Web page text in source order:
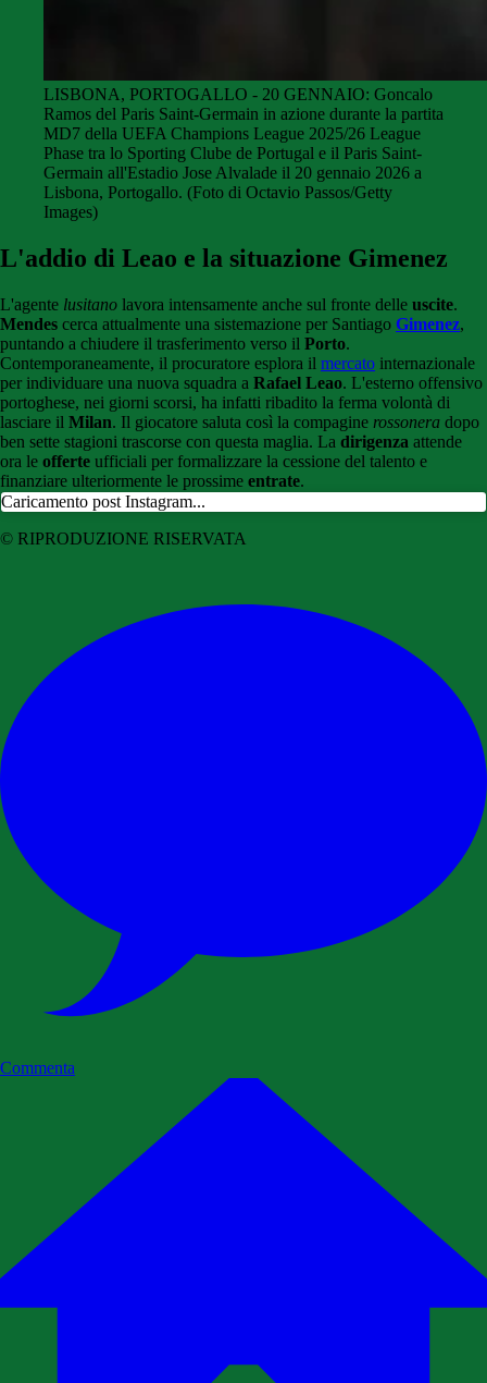
LISBONA, PORTOGALLO - 20 GENNAIO: Goncalo
Ramos del Paris Saint-Germain in azione durante la partita
MD7 della UEFA Champions League 2025/26 League
Phase tra lo Sporting Clube de Portugal e il Paris Saint-
Germain all'Estadio Jose Alvalade il 20 gennaio 2026 a
Lisbona, Portogallo. (Foto di Octavio Passos/Getty
Images)
L'addio di Leao e la situazione Gimenez
L'agente lusitano lavora intensamente anche sul fronte delle uscite.
Mendes cerca attualmente una sistemazione per Santiago Gimenez,
puntando a chiudere il trasferimento verso il Porto.
Contemporaneamente, il procuratore esplora il mercato internazionale
per individuare una nuova squadra a Rafael Leao. L'esterno offensivo
portoghese, nei giorni scorsi, ha infatti ribadito la ferma volontà di
lasciare il Milan. Il giocatore saluta così la compagine rossonera dopo
ben sette stagioni trascorse con questa maglia. La dirigenza attende
ora le offerte ufficiali per formalizzare la cessione del talento e
finanziare ulteriormente le prossime entrate.
Caricamento post Instagram...
© RIPRODUZIONE RISERVATA
Commenta